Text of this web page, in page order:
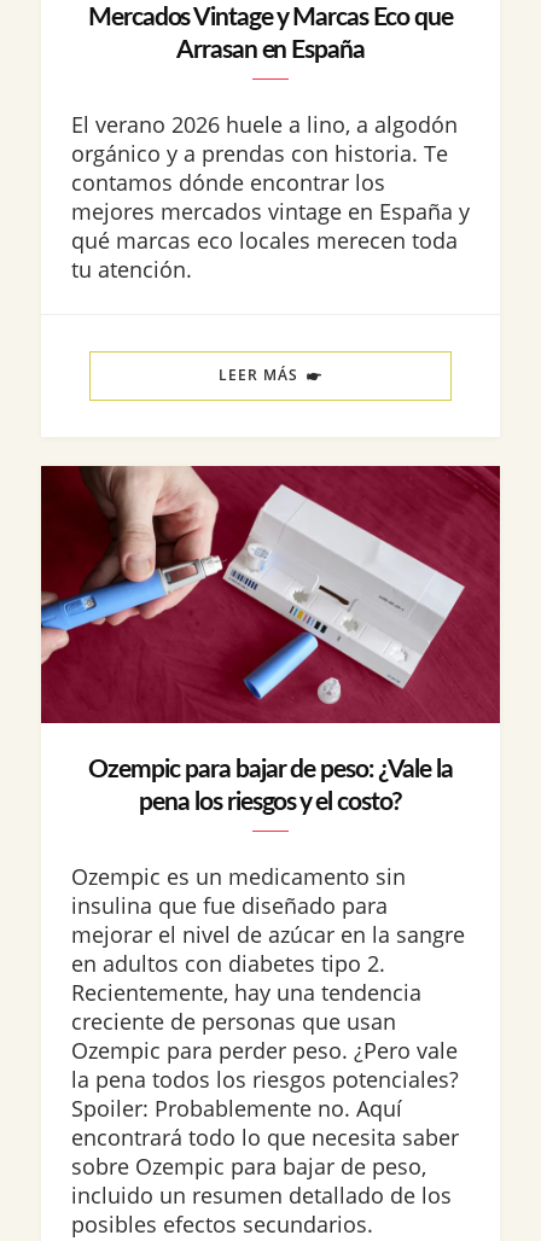
Mercados Vintage y Marcas Eco que
Arrasan en España
El verano 2026 huele a lino, a algodón
orgánico y a prendas con historia. Te
contamos dónde encontrar los
mejores mercados vintage en España y
qué marcas eco locales merecen toda
tu atención.
LEER MÁS
Ozempic para bajar de peso: ¿Vale la
pena los riesgos y el costo?
Ozempic es un medicamento sin
insulina que fue diseñado para
mejorar el nivel de azúcar en la sangre
en adultos con diabetes tipo 2.
Recientemente, hay una tendencia
creciente de personas que usan
Ozempic para perder peso. ¿Pero vale
la pena todos los riesgos potenciales?
Spoiler: Probablemente no. Aquí
encontrará todo lo que necesita saber
sobre Ozempic para bajar de peso,
incluido un resumen detallado de los
posibles efectos secundarios.